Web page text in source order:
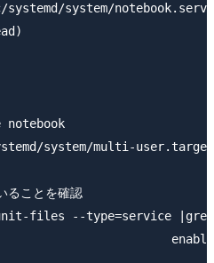
systemd/system/
system/multi-
ることを確認
files --type=service |grep